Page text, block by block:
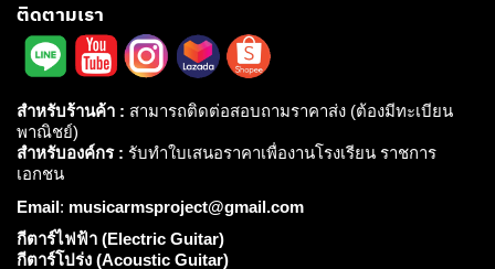
ติดตามเรา
สำหรับร้านค้า : สามารถติดต่อสอบถามราคาส่ง (ต้องมีทะเบียน
พาณิชย์)
สำหรับองค์กร : รับทำใบเสนอราคาเพื่องานโรงเรียน ราชการ
เอกชน
Email: musicarmsproject@gmail.com
กีตาร์ไฟฟ้า (Electric Guitar)
กีตาร์โปร่ง (Acoustic Guitar)